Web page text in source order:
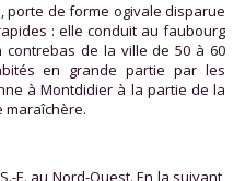
porte de forme ogivale disparue
: elle conduit au faubourg
de la ville de 50 à 60
en grande partie par les
à Montdidier à la partie de la
maraîchère.
E. au Nord-Ouest. En la suivant,